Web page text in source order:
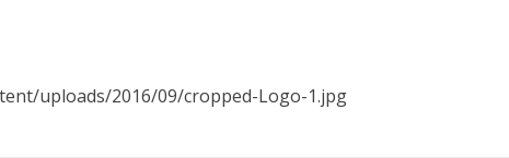
uploads/2016/09/cropped-Logo-1.jpg